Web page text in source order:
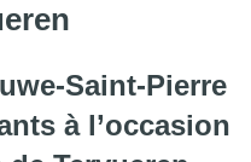
Saint-Pierre
à l’occasion